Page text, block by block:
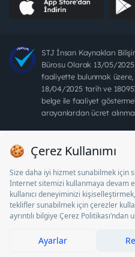
STJ İnsan Kaynakları
Bürosu Olarak 13/05/
faaliyette bulunmak
18/04/2025 tarih ve
belge ile faaliyet
arayanlardan ücret